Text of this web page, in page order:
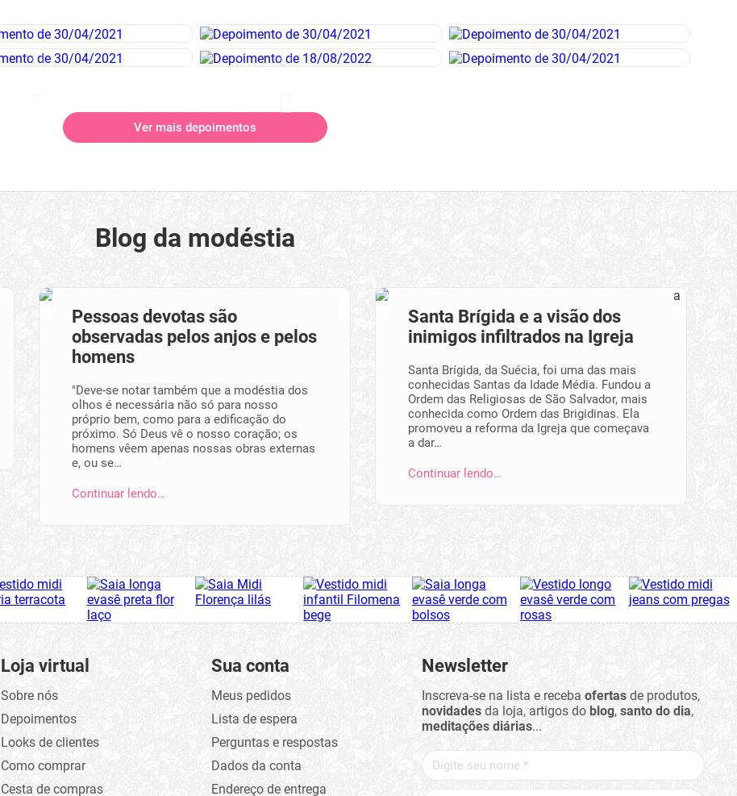
Ver mais depoimentos
Blog da modéstia
Pessoas devotas são
observadas pelos anjos e pelos
homens
"Deve-se notar também que a modéstia dos
olhos é necessária não só para nosso
próprio bem, como para a edificação do
próximo. Só Deus vê o nosso coração; os
homens vêem apenas nossas obras externas
e, ou se…
Continuar lendo…
Santa Brígida e a visão dos
inimigos infiltrados na Igreja
Santa Brígida, da Suécia, foi uma das mais
conhecidas Santas da Idade Média. Fundou a
Ordem das Religiosas de São Salvador, mais
conhecida como Ordem das Brigidinas. Ela
promoveu a reforma da Igreja que começava
a dar…
Continuar lendo…
Loja virtual
Sobre nós
Depoimentos
Looks de clientes
Como comprar
Cesta de compras
Sua conta
Meus pedidos
Lista de espera
Perguntas e respostas
Dados da conta
Endereço de entrega
Newsletter
Inscreva-se na lista e receba ofertasde produtos,
novidadesda loja, artigos do blog, santo do dia,
meditações diárias...